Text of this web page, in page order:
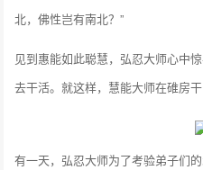
北，佛性岂有南北？”
见到惠能如此聪慧，弘忍大师心中
去干活。就这样，慧能大师在碓房干
有一天，弘忍大师为了考验弟子们